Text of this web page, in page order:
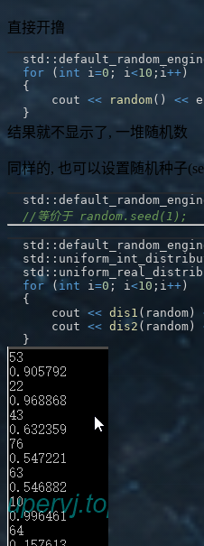
直接开撸
std ::
for
( int i =0 ; i <10 ; i ++ )
{
    cout
<< random( ) <<
}
结果就不显示了, 一堆随机数
同样的, 也可以设置随机种子
std ::
//等价于 random.seed(1);
std ::
std ::
std ::
for
(int i =0 ; i <10 ; i ++ )
{
    cout
<< dis1 ( random )
    cout
<< dis2 ( random )
}